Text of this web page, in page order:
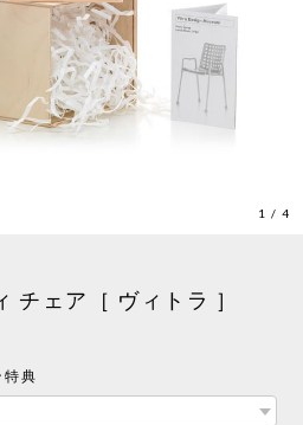
1 /4
チェア［ ヴィトラ ］
典